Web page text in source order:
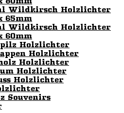
Wildkirsch Holzlichter
65mm
Wildkirsch Holzlichter
60mm
Holzlichter
Holzlichter
Holzlichter
Holzlichter
Holzlichter
Souvenirs